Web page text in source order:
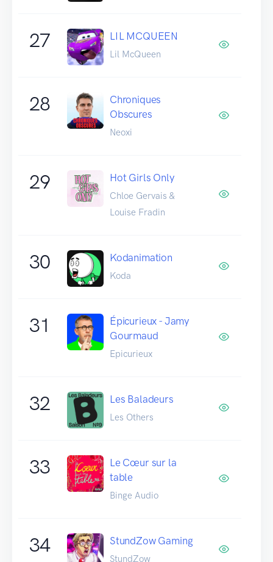
27 LIL MCQUEEN
Lil McQueen
28
Chroniques
Obscures
Neoxi
29 Hot Girls Only
Chloe Gervais &
Louise Fradin
30 Kodanimation
Koda
31
Épicurieux - Jamy
Gourmaud
Epicurieux
32 Les Baladeurs
Les Others
33
Le Cœur sur la
table
Binge Audio
34 StundZow Gaming
StundZow